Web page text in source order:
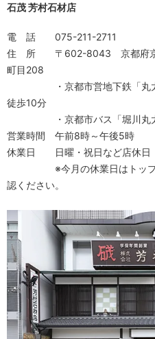
石茂 芳村石材店
電 話 075-211-2711
住 所 〒602-8043 京都府京
町目208
・京都市営地下鉄「丸太町
徒歩10分
・京都市バス「堀川丸太
営業時間 午前8時～午後5時
休業日 日曜・祝日など店休日
※今月の休業日はトップペ
認ください。